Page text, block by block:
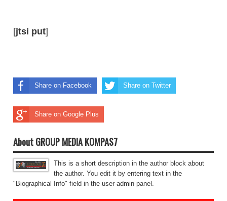
[jtsi put]
Share on Facebook Share on Twitter
Share on Google Plus
About GROUP MEDIA KOMPAS7
This is a short description in the author block about
the author. You edit it by entering text in the
"Biographical Info" field in the user admin panel.